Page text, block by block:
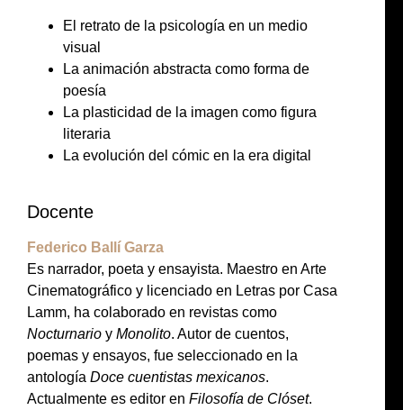
El retrato de la psicología en un medio
visual
La animación abstracta como forma de
poesía
La plasticidad de la imagen como figura
literaria
La evolución del cómic en la era digital
Docente
Federico Ballí Garza
Es narrador, poeta y ensayista. Maestro en Arte
Cinematográfico y licenciado en Letras por Casa
Lamm, ha colaborado en revistas como
Nocturnario y Monolito. Autor de cuentos,
poemas y ensayos, fue seleccionado en la
antología Doce cuentistas mexicanos.
Actualmente es editor en Filosofía de Clóset.